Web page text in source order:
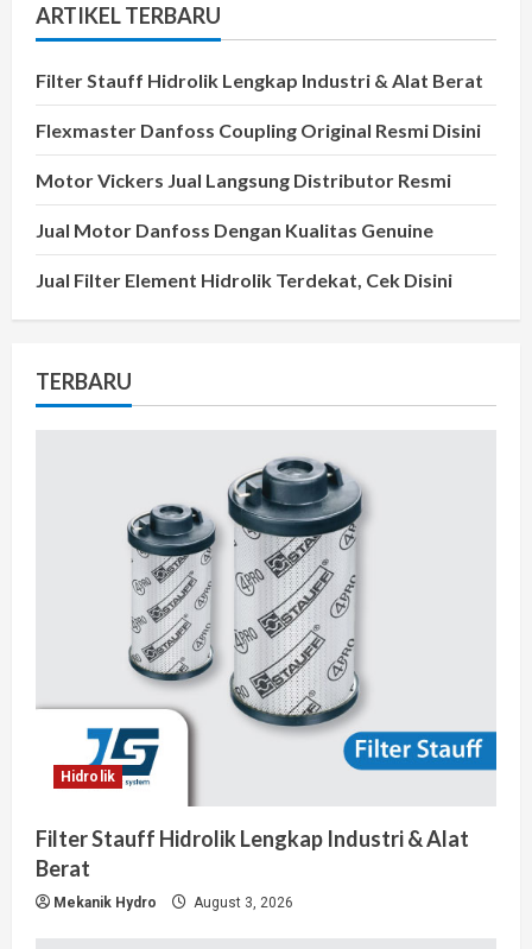
ARTIKEL TERBARU
Filter Stauff Hidrolik Lengkap Industri & Alat Berat
Flexmaster Danfoss Coupling Original Resmi Disini
Motor Vickers Jual Langsung Distributor Resmi
Jual Motor Danfoss Dengan Kualitas Genuine
Jual Filter Element Hidrolik Terdekat, Cek Disini
TERBARU
Hidrolik
Filter Stauff Hidrolik Lengkap Industri & Alat
Berat
Mekanik Hydro August 3, 2026